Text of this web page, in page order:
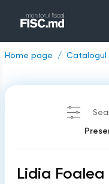
Home page Catalogul
Lidia Foalea